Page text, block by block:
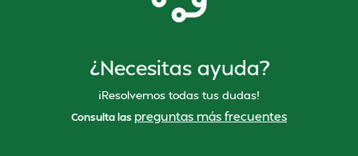
¿Necesitas ayuda?
¡Resolvemos todas tus dudas!
Consulta las preguntas más frecuentes